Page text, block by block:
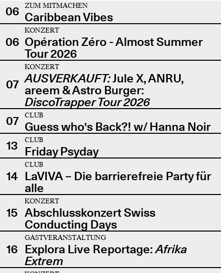
06
ZUM MITMACHEN
Caribbean Vibes
06
KONZERT
Opération Zéro - Almost Summer
Tour 2026
07
KONZERT
AUSVERKAUFT:Jule X, ANRU,
areem & Astro Burger:
DiscoTrapper Tour 2026
07
CLUB
Guess who's Back?! w/ Hanna Noir
13
CLUB
Friday Psyday
14
CLUB
LaVIVA – Die barrierefreie Party für
alle
15
KONZERT
Abschlusskonzert Swiss
Conducting Days
16
GASTVERANSTALTUNG
Explora Live Reportage:Afrika
Extrem